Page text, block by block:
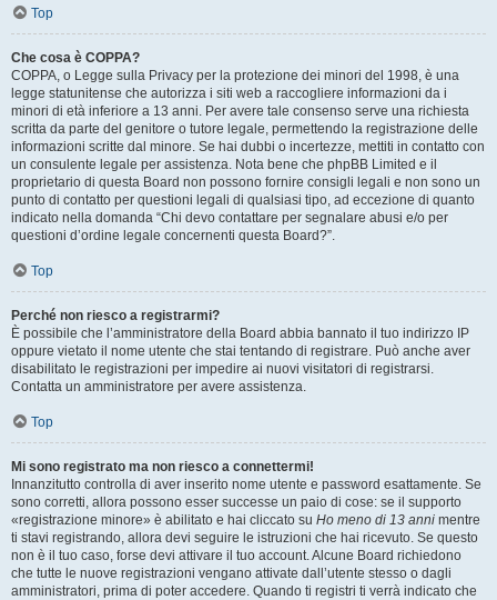
Top
Che cosa è COPPA?
COPPA, o Legge sulla Privacy per la protezione dei minori del 1998, è una
legge statunitense che autorizza i siti web a raccogliere informazioni da i
minori di età inferiore a 13 anni. Per avere tale consenso serve una richiesta
scritta da parte del genitore o tutore legale, permettendo la registrazione delle
informazioni scritte dal minore. Se hai dubbi o incertezze, mettiti in contatto con
un consulente legale per assistenza. Nota bene che phpBB Limited e il
proprietario di questa Board non possono fornire consigli legali e non sono un
punto di contatto per questioni legali di qualsiasi tipo, ad eccezione di quanto
indicato nella domanda “Chi devo contattare per segnalare abusi e/o per
questioni d’ordine legale concernenti questa Board?”.
Top
Perché non riesco a registrarmi?
È possibile che l’amministratore della Board abbia bannato il tuo indirizzo IP
oppure vietato il nome utente che stai tentando di registrare. Può anche aver
disabilitato le registrazioni per impedire ai nuovi visitatori di registrarsi.
Contatta un amministratore per avere assistenza.
Top
Mi sono registrato ma non riesco a connettermi!
Innanzitutto controlla di aver inserito nome utente e password esattamente. Se
sono corretti, allora possono esser successe un paio di cose: se il supporto
«registrazione minore» è abilitato e hai cliccato su Ho meno di 13 anni mentre
ti stavi registrando, allora devi seguire le istruzioni che hai ricevuto. Se questo
non è il tuo caso, forse devi attivare il tuo account. Alcune Board richiedono
che tutte le nuove registrazioni vengano attivate dall’utente stesso o dagli
amministratori, prima di poter accedere. Quando ti registri ti verrà indicato che